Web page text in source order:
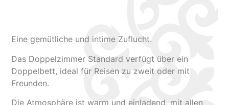
Eine gemütliche und intime Zuflucht.
Das Doppelzimmer Standard verfügt über ein
Doppelbett, ideal für Reisen zu zweit oder mit
Freunden.
Die Atmosphäre ist warm und einladend, mit allen